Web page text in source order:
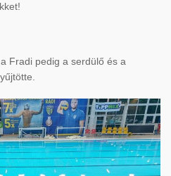
Fradi pedig a serdülő és a